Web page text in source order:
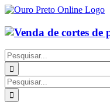
Ir
o
conteúdo
Buscar
resultados
para:
Buscar
resultados